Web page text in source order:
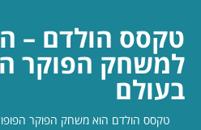
טקסס הולדם –
למשחק הפוקר
בעולם
טקסס הולדם הוא משחק הפוקר